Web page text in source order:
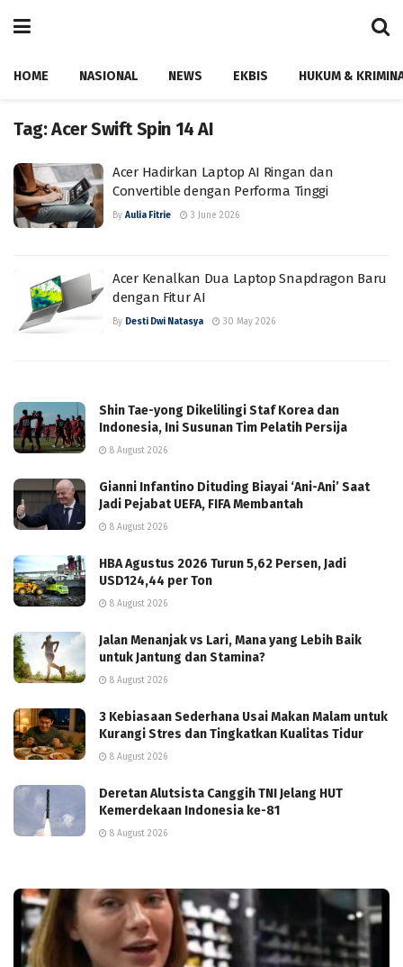
HOME NASIONAL NEWS EKBIS HUKUM &
Tag:Acer Swift Spin 14 AI
Acer Hadirkan Laptop AI Ringan dan
Convertible dengan Performa Tinggi
By Aulia Fitrie 3 June 2026
Acer Kenalkan Dua Laptop Snapdragon Baru
dengan Fitur AI
By Desti Dwi Natasya 30 May 2026
Shin Tae-yong Dikelilingi Staf Korea dan
Indonesia, Ini Susunan Tim Pelatih Persija
8 August 2026
Gianni Infantino Dituding Biayai ‘Ani-Ani’ Saat
Jadi Pejabat UEFA, FIFA Membantah
8 August 2026
HBA Agustus 2026 Turun 5,62 Persen, Jadi
USD124,44 per Ton
8 August 2026
Jalan Menanjak vs Lari, Mana yang Lebih Baik
untuk Jantung dan Stamina?
8 August 2026
3 Kebiasaan Sederhana Usai Makan Malam untuk
Kurangi Stres dan Tingkatkan Kualitas Tidur
8 August 2026
Deretan Alutsista Canggih TNI Jelang HUT
Kemerdekaan Indonesia ke-81
8 August 2026